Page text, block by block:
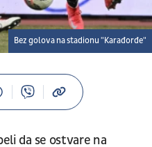
Bez golova na stadionu "Karađorđe"
da se ostvare na